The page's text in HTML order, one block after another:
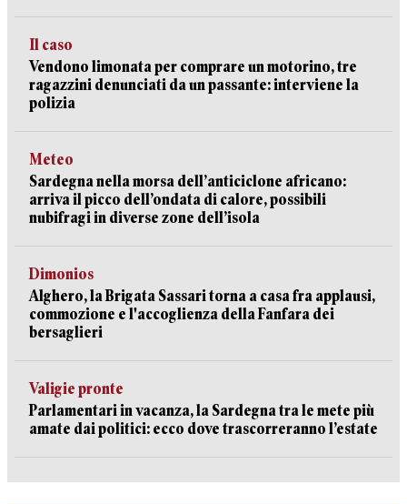
Il caso
Vendono limonata per comprare un motorino, tre
ragazzini denunciati da un passante: interviene la
polizia
Meteo
Sardegna nella morsa dell’anticiclone africano:
arriva il picco dell’ondata di calore, possibili
nubifragi in diverse zone dell’isola
Dimonios
Alghero, la Brigata Sassari torna a casa fra applausi,
commozione e l'accoglienza della Fanfara dei
bersaglieri
Valigie pronte
Parlamentari in vacanza, la Sardegna tra le mete più
amate dai politici: ecco dove trascorreranno l’estate